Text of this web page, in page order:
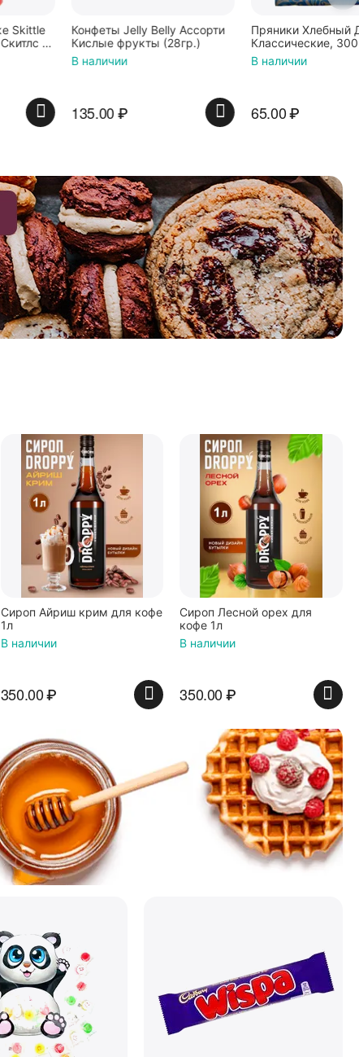
Конфеты Jelly Belly Ассорти
Кислые фрукты (28гр.)
135.00 ₽
Пряники Хлебный Дом
Классические, 300 г
65.00₽
Сироп Айриш крим для кофе
1л
В наличии
350.00₽
Сироп Лесной орех для
кофе 1л
В наличии
350.00₽